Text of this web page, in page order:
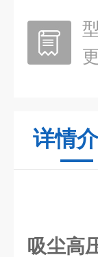
详情
吸尘高